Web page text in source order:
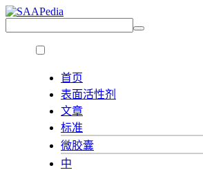
首页
表面活性剂
文章
标准
微胶囊
中